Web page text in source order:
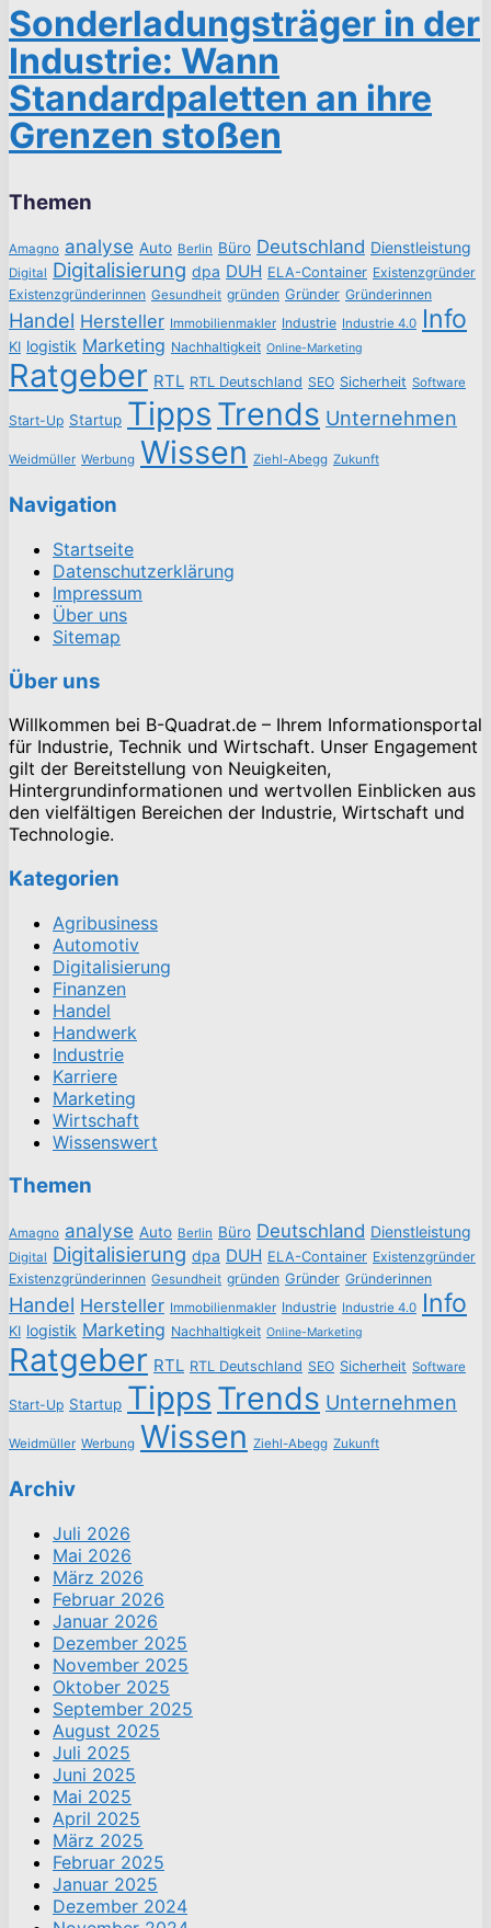
Sonderladungsträger in der
Industrie: Wann
Standardpaletten an ihre
Grenzen stoßen
Themen
Amagno analyse Auto Berlin Büro Deutschland Dienstleistung
Digital Digitalisierung dpa DUH ELA-Container Existenzgründer
Existenzgründerinnen Gesundheit gründen Gründer Gründerinnen
Handel Hersteller Immobilienmakler Industrie Industrie 4.0 Info
KI logistik Marketing Nachhaltigkeit Online-Marketing
Ratgeber RTL RTL Deutschland SEO Sicherheit Software
Start-Up Startup Tipps Trends Unternehmen
Weidmüller Werbung Wissen Ziehl-Abegg Zukunft
Navigation
Startseite
Datenschutzerklärung
Impressum
Über uns
Sitemap
Über uns
Willkommen bei B-Quadrat.de – Ihrem Informationsportal
für Industrie, Technik und Wirtschaft. Unser Engagement
gilt der Bereitstellung von Neuigkeiten,
Hintergrundinformationen und wertvollen Einblicken aus
den vielfältigen Bereichen der Industrie, Wirtschaft und
Technologie.
Kategorien
Agribusiness
Automotiv
Digitalisierung
Finanzen
Handel
Handwerk
Industrie
Karriere
Marketing
Wirtschaft
Wissenswert
Themen
Amagno analyse Auto Berlin Büro Deutschland Dienstleistung
Digital Digitalisierung dpa DUH ELA-Container Existenzgründer
Existenzgründerinnen Gesundheit gründen Gründer Gründerinnen
Handel Hersteller Immobilienmakler Industrie Industrie 4.0 Info
KI logistik Marketing Nachhaltigkeit Online-Marketing
Ratgeber RTL RTL Deutschland SEO Sicherheit Software
Start-Up Startup Tipps Trends Unternehmen
Weidmüller Werbung Wissen Ziehl-Abegg Zukunft
Archiv
Juli 2026
Mai 2026
März 2026
Februar 2026
Januar 2026
Dezember 2025
November 2025
Oktober 2025
September 2025
August 2025
Juli 2025
Juni 2025
Mai 2025
April 2025
März 2025
Februar 2025
Januar 2025
Dezember 2024